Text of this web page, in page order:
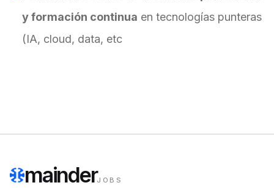
y formación continua en tecnologías punteras
(IA, cloud, data, etc
mainderJOBS